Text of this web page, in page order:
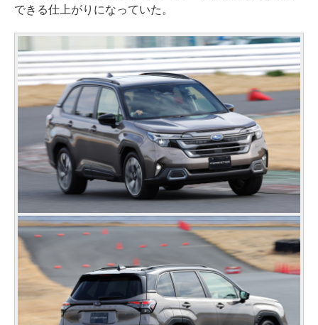
できる仕上がりになっていた。